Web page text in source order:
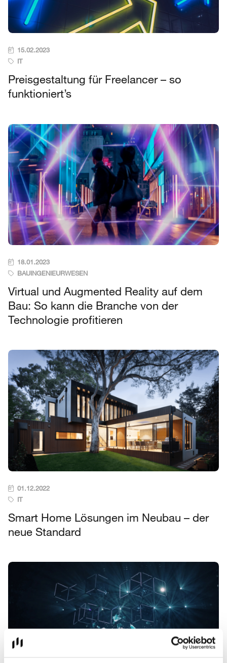
15.02.2023
IT
Preisgestaltung für Freelancer – so
funktioniert’s
18.01.2023
BAUINGENIEURWESEN
Virtual und Augmented Reality auf dem
Bau: So kann die Branche von der
Technologie profitieren
01.12.2022
IT
Smart Home Lösungen im Neubau – der
neue Standard